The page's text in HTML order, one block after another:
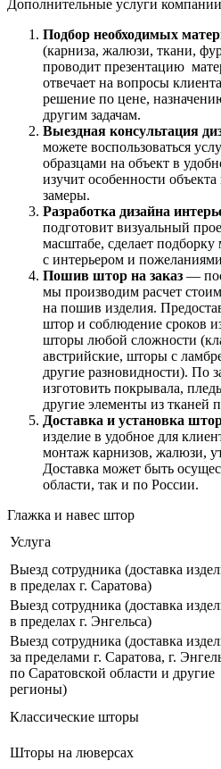
Дополнительные услуги
Подбор необходимых
(карниза, жалюзи, ткани,
проводит презентацию
отвечает на вопросы
решение по цене,
другим задачам.
Выездная консультация
можете воспользоваться
образцами на объект в
изучит особенности
замеры.
Разработка дизайна
подготовит визуальный
масштабе, сделает подборку
с интерьером и пожеланиями
Пошив штор на заказ —
мы производим расчет
на пошив изделия.
штор и соблюдение сроков
шторы любой сложности
австрийские, шторы с
другие разновидности). По
изготовить покрывала,
другие элементы из тканей
Доставка и установка
изделие в удобное для
монтаж карнизов, жалюзи,
Доставка может быть
области, так и по России.
Глажка и навес штор
Услуга
Выезд сотрудника (доставка
в пределах г. Саратова)
Выезд сотрудника (доставка
в пределах г. Энгельса)
Выезд сотрудника (доставка
за пределами г. Саратова, г.
по Саратовской области и другие
регионы)
Классические шторы
Шторы на люверсах